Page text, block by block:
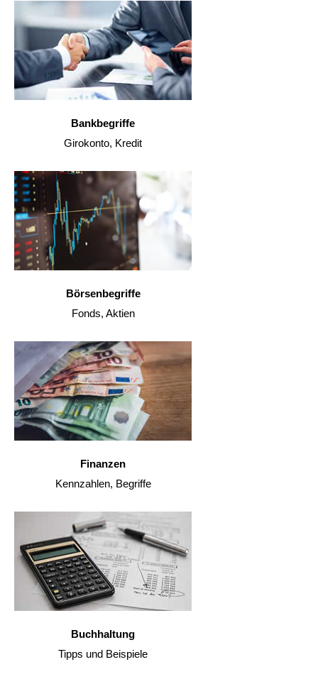
Bankbegriffe
Girokonto, Kredit
Börsenbegriffe
Fonds, Aktien
Finanzen
Kennzahlen, Begriffe
Buchhaltung
Tipps und Beispiele